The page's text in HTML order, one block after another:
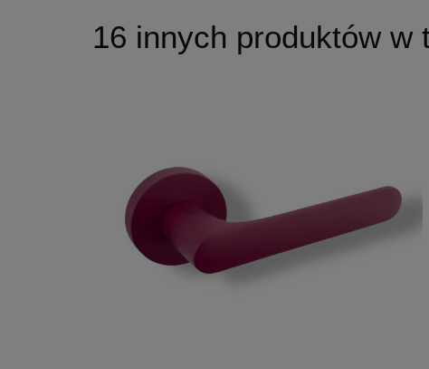
16 innych produktów w